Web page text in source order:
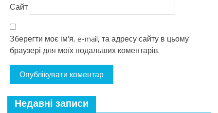
Сайт
Зберегти моє ім'я, e-mail, та адресу сайту в цьому
браузері для моїх подальших коментарів.
Недавні записи